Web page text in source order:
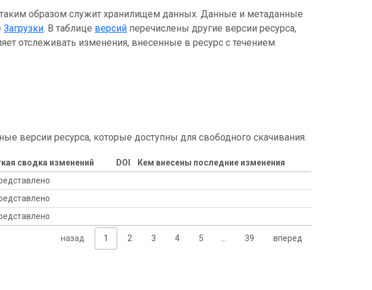
образом служит хранилищем данных. Данные и метаданные
Загрузки. В таблице версий перечислены другие версии ресурса,
отслеживать изменения, внесенные в ресурс с течением
версии ресурса, которые доступны для свободного скачивания.
сводка изменений DOI
Кем внесены последние изменения
назад 1 2 3 4 5 … 39 вперед